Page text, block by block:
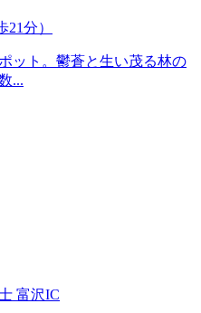
21分）
ット。鬱蒼と生い茂る林の
...
富沢IC